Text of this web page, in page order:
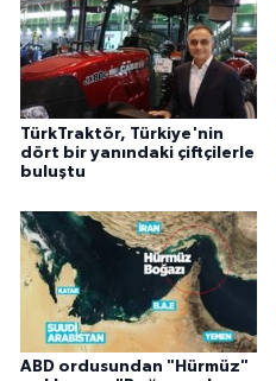
TürkTraktör, Türkiye'nin
dört bir yanındaki çiftçilerle
buluştu
ABD ordusundan "Hürmüz"